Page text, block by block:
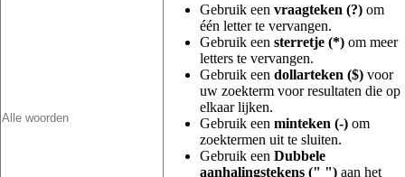
Gebruik een vraagteken (?) om
één letter te vervangen.
Gebruik een sterretje (*) om meer
letters te vervangen.
Gebruik een dollarteken ($) voor
uw zoekterm voor resultaten die op
elkaar lijken.
Gebruik een minteken (-) om
zoektermen uit te sluiten.
Gebruik een Dubbele
aanhalingstekens (" ") aan het